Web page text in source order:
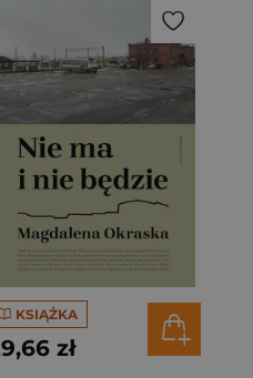
KSIĄŻKA
zł